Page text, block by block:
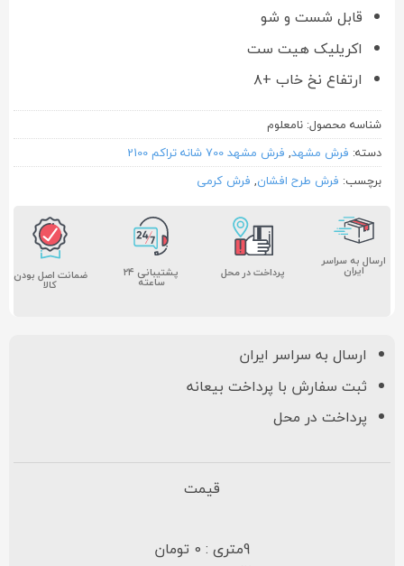
قابل شست و شو
اکریلیک هیت ست
ارتفاع نخ خاب +۸
شناسه محصول: نامعلوم
دسته: فرش مشهد, فرش مشهد 700 شانه تراکم 2100
برچسب: فرش طرح افشان, فرش کرمی
ارسال به سراسر
ایران پرداخت در محل پشتیبانی ۲۴
ساعته ضمانت اصل بودن
کالا
ارسال به سراسر ایران
ثبت سفارش با پرداخت بیعانه
پرداخت در محل
قیمت
9متری : 0 تومان